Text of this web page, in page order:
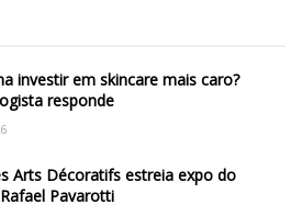
investir em skincare mais caro?
responde
Arts Décoratifs estreia expo do
Pavarotti